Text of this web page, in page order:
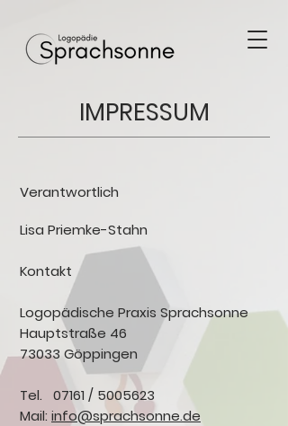
IMPRESSUM
Verantwortlich
Lisa Priemke-Stahn
Kontakt
Logopädische Praxis Sprachsonne
Hauptstraße 46
73033 Göppingen
Tel. 07161 / 5005623
Mail: info@sprachsonne.de